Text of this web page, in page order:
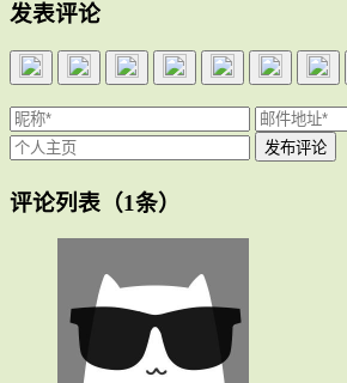
发表评论
评论列表 （1条）